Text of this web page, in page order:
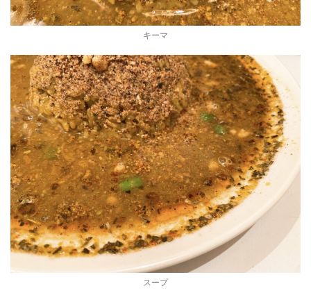
キーマ
スープ